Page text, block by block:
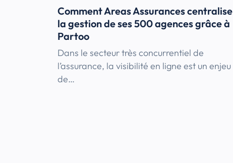
Comment Areas Assurances centralise
la gestion de ses 500 agences grâce à
Partoo
Dans le secteur très concurrentiel de
l’assurance, la visibilité en ligne est un enjeu
de…